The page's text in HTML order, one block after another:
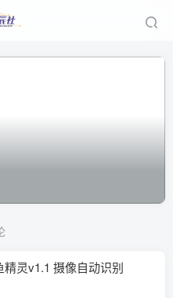
精灵v1.1 摄像自动识别